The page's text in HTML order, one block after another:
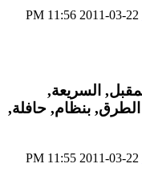
11:56 PM
11:55 PM